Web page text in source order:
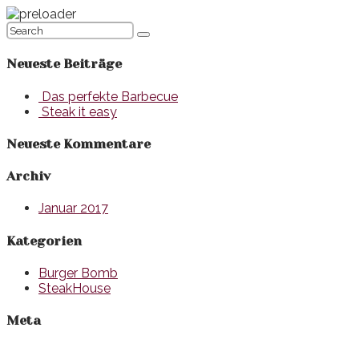
Neueste Beiträge
Das perfekte Barbecue
Steak it easy
Neueste Kommentare
Archiv
Januar 2017
Kategorien
Burger Bomb
SteakHouse
Meta